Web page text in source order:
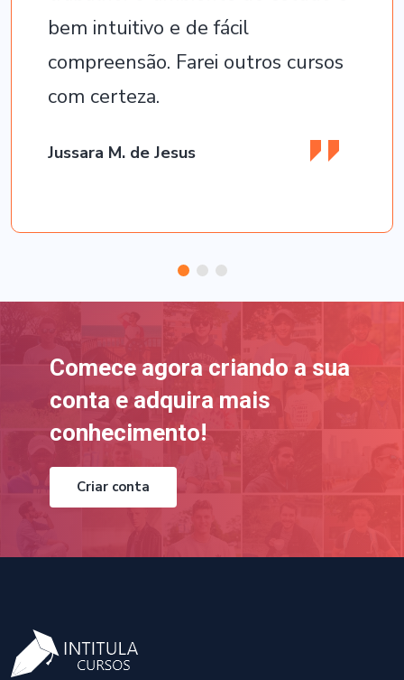
bem intuitivo e de fácil
compreensão. Farei outros cursos
com certeza.
Jussara M. de Jesus
Comece agora criando a sua
conta e adquira mais
conhecimento!
Criar conta